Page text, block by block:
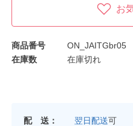
お
商品番号
ON_JAITGbr05
在庫数
在庫切れ
配 送： 翌日配送可